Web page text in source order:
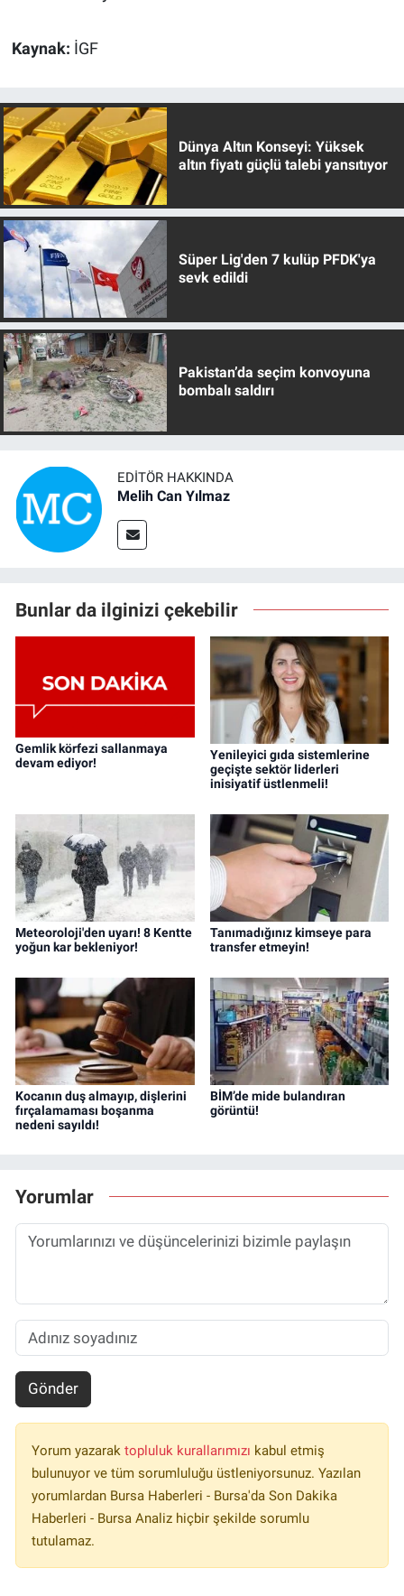
Kaynak: İGF
Dünya Altın Konseyi: Yüksek
altın fiyatı güçlü talebi yansıtıyor
Süper Lig'den 7 kulüp PFDK'ya
sevk edildi
Pakistan’da seçim konvoyuna
bombalı saldırı
EDITÖR HAKKINDA
Melih Can Yılmaz
Bunlar da ilginizi çekebilir
Gemlik körfezi sallanmaya
devam ediyor!
Yenileyici gıda sistemlerine
geçişte sektör liderleri
inisiyatif üstlenmeli!
Meteoroloji'den uyarı! 8 Kentte
yoğun kar bekleniyor!
Tanımadığınız kimseye para
transfer etmeyin!
Kocanın duş almayıp, dişlerini
fırçalamaması boşanma
nedeni sayıldı!
BİM’de mide bulandıran
görüntü!
Yorumlar
Gönder
Yorum yazarak topluluk kurallarımızı kabul etmiş
bulunuyor ve tüm sorumluluğu üstleniyorsunuz. Yazılan
yorumlardan Bursa Haberleri - Bursa'da Son Dakika
Haberleri - Bursa Analiz hiçbir şekilde sorumlu
tutulamaz.